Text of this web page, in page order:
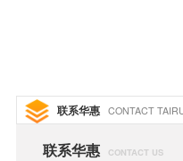
联系华惠 CONTACT
联系华惠 CONTACT US